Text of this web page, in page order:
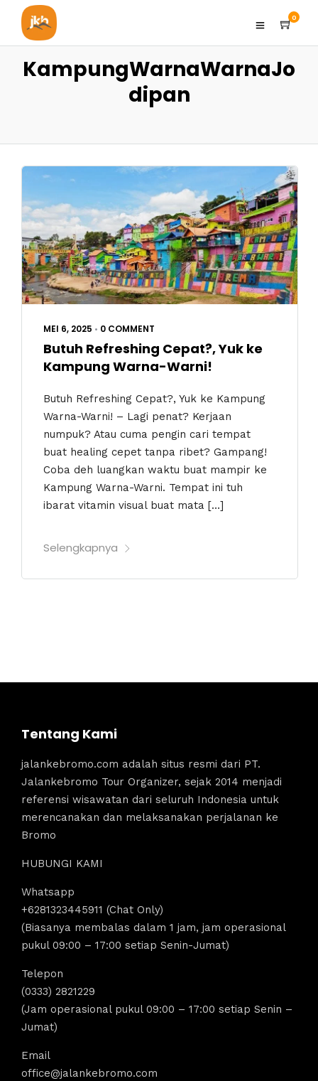
0
KampungWarnaWarnaJo
dipan
MEI 6, 2025 • 0 COMMENT
Butuh Refreshing Cepat?, Yuk ke
Kampung Warna-Warni!
Butuh Refreshing Cepat?, Yuk ke Kampung
Warna-Warni! – Lagi penat? Kerjaan
numpuk? Atau cuma pengin cari tempat
buat healing cepet tanpa ribet? Gampang!
Coba deh luangkan waktu buat mampir ke
Kampung Warna-Warni. Tempat ini tuh
ibarat vitamin visual buat mata […]
Selengkapnya
Tentang Kami
jalankebromo.com adalah situs resmi dari PT.
Jalankebromo Tour Organizer, sejak 2014 menjadi
referensi wisawatan dari seluruh Indonesia untuk
merencanakan dan melaksanakan perjalanan ke
Bromo
HUBUNGI KAMI
Whatsapp
+6281323445911 (Chat Only)
(Biasanya membalas dalam 1 jam, jam operasional
pukul 09:00 – 17:00 setiap Senin-Jumat)
Telepon
(0333) 2821229
(Jam operasional pukul 09:00 – 17:00 setiap Senin –
Jumat)
Email
office@jalankebromo.com